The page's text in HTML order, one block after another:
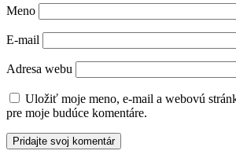
Meno
E-mail
Adresa webu
Uložiť moje meno, e-mail a webovú
pre moje budúce komentáre.